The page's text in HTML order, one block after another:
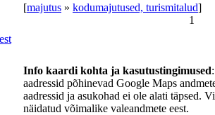
[majutus » kodumajutused, turismitalud]
1
Info kaardi kohta ja kasutustingimused
aadressid põhinevad Google Maps
aadressid ja asukohad ei ole alati täpsed.
näidatud võimalike valeandmete eest.